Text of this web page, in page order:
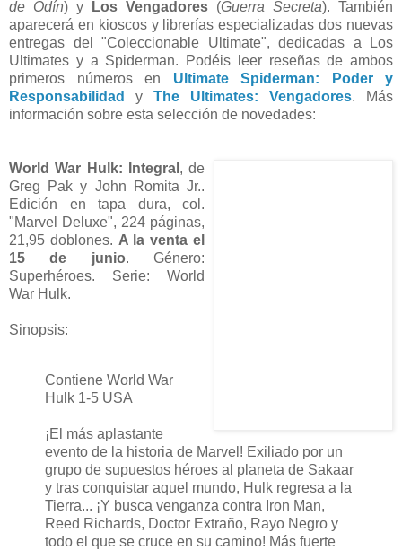
de Odín) y Los Vengadores (Guerra Secreta). También
aparecerá en kioscos y librerías especializadas dos nuevas
entregas del "Coleccionable Ultimate", dedicadas a Los
Ultimates y a Spiderman. Podéis leer reseñas de ambos
primeros números en Ultimate Spiderman: Poder y
Responsabilidad
y The Ultimates: Vengadores. Más
información sobre esta selección de novedades:
World War Hulk: Integral , de
Greg Pak y John Romita Jr..
Edición en tapa dura, col.
"Marvel Deluxe", 224 páginas,
21,95 doblones. A la venta el
15 de junio. Género:
Superhéroes. Serie: World
War Hulk.
Sinopsis:
Contiene World War
Hulk 1-5 USA
¡El más aplastante
evento de la historia de Marvel! Exiliado por un
grupo de supuestos héroes al planeta de Sakaar
y tras conquistar aquel mundo, Hulk regresa a la
Tierra... ¡Y busca venganza contra Iron Man,
Reed Richards, Doctor Extraño, Rayo Negro y
todo el que se cruce en su camino! Más fuerte